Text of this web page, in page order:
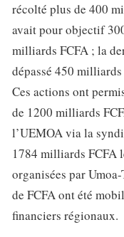
récolté plus de 400
avait pour objectif
milliards FCFA ; la
dépassé 450
Ces actions ont
de 1200 milliards
l’UEMOA via la
1784 milliards FCFA
organisées par
de FCFA ont été
financiers régionaux.